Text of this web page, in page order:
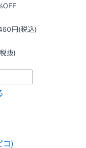
円(税込)
抜)